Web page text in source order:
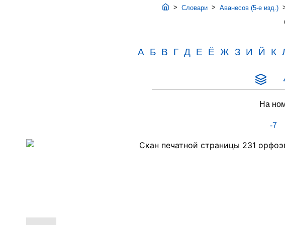
> Словари > Аванесов (5-е изд.)
А Б В Г Д Е Ё Ж З И Й К
На
-7
Скан